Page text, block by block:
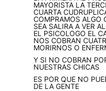
MAYORISTA LA
CUARTA
COMPRAMOS ALGO
SEA SALIRA A VER
EL PSICOLOGO EL
NOS COBRAN
MORIRNOS O
Y SI NO COBRAN
NUESTRAS CHICAS
ES POR QUE NO
DE LA GENTE